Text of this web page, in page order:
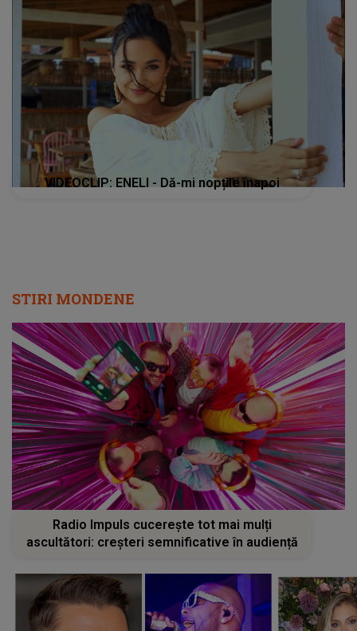
VIDEOCLIP: ENELI - Dă-mi nopțile înapoi
STIRI MONDENE
Radio Impuls cucerește tot mai mulți
ascultători: creșteri semnificative în audiență